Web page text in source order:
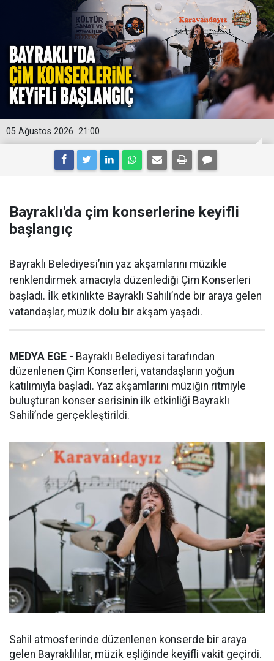
21:00
05 Ağustos 2026
Bayraklı'da çim konserlerine keyifli
başlangıç
Bayraklı Belediyesi’nin yaz akşamlarını müzikle
renklendirmek amacıyla düzenlediği Çim Konserleri
başladı. İlk etkinlikte Bayraklı Sahili’nde bir araya gelen
vatandaşlar, müzik dolu bir akşam yaşadı.
MEDYA EGE - Bayraklı Belediyesi tarafından
düzenlenen Çim Konserleri, vatandaşların yoğun
katılımıyla başladı. Yaz akşamlarını müziğin ritmiyle
buluşturan konser serisinin ilk etkinliği Bayraklı
Sahili’nde gerçekleştirildi.
Sahil atmosferinde düzenlenen konserde bir araya
gelen Bayraklılılar, müzik eşliğinde keyifli vakit geçirdi.